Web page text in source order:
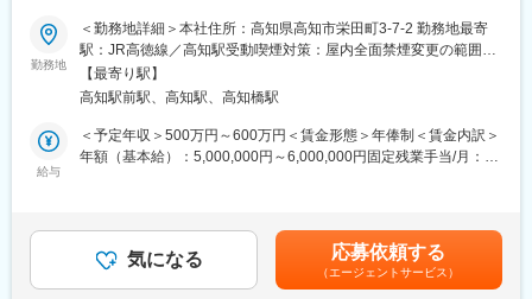
【同社の魅力】
◆医療業界に貢献：
最新のIoT技術に注力しており、これまで人の手でアナログに行わ
れていた薬剤管理を、全自動で管理、調整、計測、分包まで対応
ない医療現場の安心安全や、医療従事者の負担軽減に大きく貢献
しています。
顧客からいかにシェアを獲得するか試行錯誤する面白さがありま
す。
高知県にて処方せん調剤薬局・一般用医薬品販売・居宅介護支援
事業を行う当社にて保険調剤薬局業務全般を薬剤師として担当い
ただきます。
■具体的には
顧客へのご案内・調剤説明
医療機関に対しての各書類作成
店舗により異なりますが薬剤師１名・医療事務１名の2名体制が多
いですが、
支店により薬剤師・医療事務合計10名の店舗での配属予定もあり
勤務地
＜勤務地詳細＞本社住所：高知県高知市栄田町3-7-2 勤務地最寄
駅：JR高徳線／高知駅受動喫煙対策：屋内全面禁煙変更の範囲：
会社の定める事業所
【最寄り駅】
高知駅前駅、高知駅、高知橋駅
給与
＜予定年収＞500万円～600万円＜賃金形態＞年俸制＜賃金内訳＞
年額（基本給）：5,000,000円～6,000,000円固定残業手当/月：
額は選考を通じて上下する可能性があります。月給(月額)は固定手
当を含みます。
気になる 応募依頼する
（エージェントサービス）